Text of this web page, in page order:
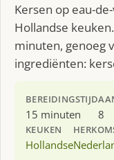
Kersen op eau-
Hollandse
minuten, genoeg
ingrediënten:
BEREIDINGSTIJD
15 minuten 8
KEUKEN
Hollandse